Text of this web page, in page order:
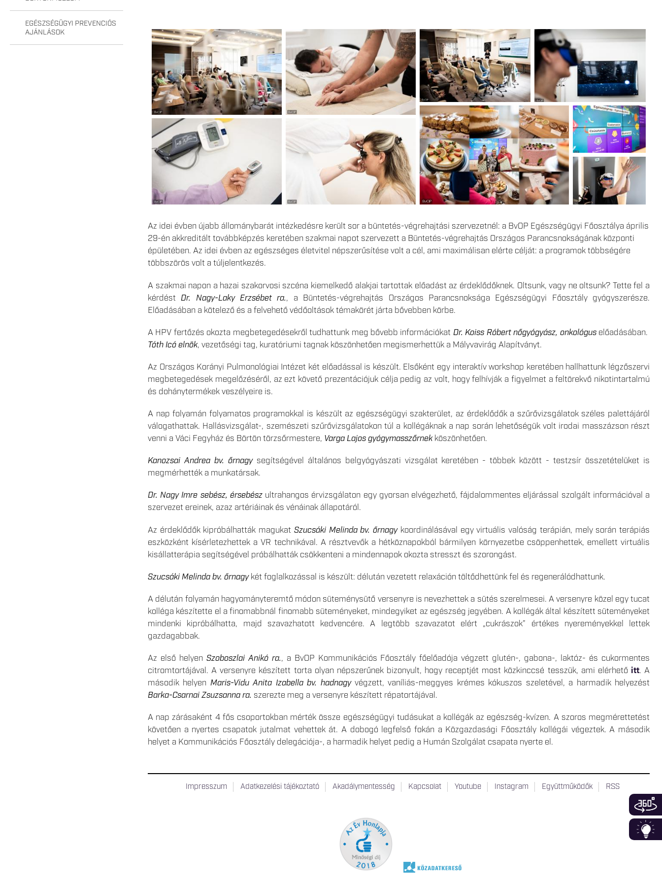
EGÉSZSÉGÜGYI PREVENCIÓS
AJÁNLÁSOK
Az idei évben újabb állománybarát intézkedésre került sor a büntetés-végrehajtási szervezetnél: a BvOP Egészségügyi Főosztálya április
29-én akkreditált továbbképzés keretében szakmai napot szervezett a Büntetés-végrehajtás Országos Parancsnokságának központi
épületében. Az idei évben az egészséges életvitel népszerűsítése volt a cél, ami maximálisan elérte célját: a programok többségére
többszörös volt a túljelentkezés.
A szakmai napon a hazai szakorvosi szcéna kiemelkedő alakjai tartottak előadást az érdeklődőknek. Oltsunk, vagy ne oltsunk? Tette fel a
kérdéstDr. Nagy-Laky Erzsébet ra., a Büntetés-végrehajtás Országos Parancsnoksága Egészségügyi Főosztály gyógyszerésze.
Előadásában a kötelező és a felvehető védőoltások témakörét járta bővebben körbe.
A HPV fertőzés okozta megbetegedésekről tudhattunk meg bővebb információkat Dr. Koiss Róbert nőgyógyász, onkológuselőadásában.
Tóth Icó elnök, vezetőségi tag, kuratóriumi tagnak köszönhetően megismerhettük a Mályvavirág Alapítványt.
Az Országos Korányi Pulmonológiai Intézet két előadással is készült. Elsőként egy interaktív workshop keretében hallhattunk légzőszervi
megbetegedések megelőzéséről, az ezt követő prezentációjuk célja pedig az volt, hogy felhívják a figyelmet a feltörekvő nikotintartalmú
és dohánytermékek veszélyeire is.
A nap folyamán folyamatos programokkal is készült az egészségügyi szakterület, az érdeklődők a szűrővizsgálatok széles palettájáról
válogathattak. Hallásvizsgálat-, szemészeti szűrővizsgálatokon túl a kollégáknak a nap során lehetőségük volt irodai masszázson részt
venni a Váci Fegyház és Börtön törzsőrmestere, Varga Lajos gyógymasszőrnekköszönhetően.
Kanozsai Andrea bv. őrnagysegítségével általános belgyógyászati vizsgálat keretében - többek között - testzsír összetételüket is
megmérhették a munkatársak.
Dr. Nagy Imre sebész, érsebészultrahangos érvizsgálaton egy gyorsan elvégezhető, fájdalommentes eljárással szolgált információval a
szervezet ereinek, azaz artériáinak és vénáinak állapotáról.
Az érdeklődők kipróbálhatták magukat Szucsáki Melinda bv. őrnagykoordinálásával egy virtuális valóság terápián, mely során terápiás
eszközként kísérletezhettek a VR technikával. A résztvevők a hétköznapokból bármilyen környezetbe csöppenhettek, emellett virtuális
kisállatterápia segítségével próbálhatták csökkenteni a mindennapok okozta stresszt és szorongást.
Szucsáki Melinda bv. őrnagykét foglalkozással is készült: délután vezetett relaxáción töltődhettünk fel és regenerálódhattunk.
A délután folyamán hagyományteremtő módon süteménysütő versenyre is nevezhettek a sütés szerelmesei. A versenyre közel egy tucat
kolléga készítette el a finomabbnál finomabb süteményeket, mindegyiket az egészség jegyében. A kollégák által készített süteményeket
mindenki kipróbálhatta, majd szavazhatott kedvencére. A legtöbb szavazatot elért „cukrászok” értékes nyereményekkel lettek
gazdagabbak.
Az első helyen Szoboszlai Anikó ra., a BvOP Kommunikációs Főosztály főelőadója végzett glutén-, gabona-, laktóz- és cukormentes
citromtortájával. A versenyre készített torta olyan népszerűnek bizonyult, hogy receptjét most közkinccsé tesszük, ami elérhető itt. A
második helyen Maris-Vidu Anita Izabella bv. hadnagyvégzett, vaníliás-meggyes krémes kókuszos szeletével, a harmadik helyezést
Barka-Csarnai Zsuzsanna ra. szerezte meg a versenyre készített répatortájával.
A nap zárásaként 4 fős csoportokban mérték össze egészségügyi tudásukat a kollégák az egészség-kvízen. A szoros megmérettetést
követően a nyertes csapatok jutalmat vehettek át. A dobogó legfelső fokán a Közgazdasági Főosztály kollégái végeztek. A második
helyet a Kommunikációs Főosztály delegációja-, a harmadik helyet pedig a Humán Szolgálat csapata nyerte el.
Impresszum Adatkezelési tájékoztató Akadálymentesség Kapcsolat Youtube Instagram Együttműködők RSS